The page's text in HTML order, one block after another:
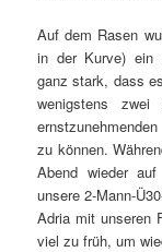
Auf dem Rasen
in der Kurve) ein
ganz stark, dass
wenigstens
zu können.
Abend wieder
unsere 2-Mann-
Adria mit unseren
viel zu früh, um